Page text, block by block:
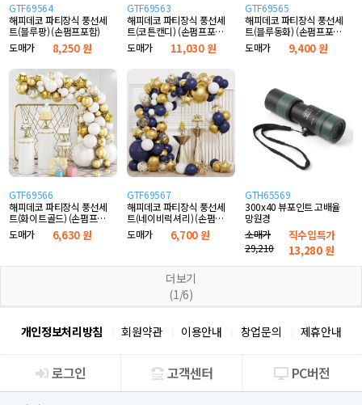
GTF69564
해피데코 파티장식 풍선세
트(블루팡) (손펌프포함)
도매가
8,250 원
GTF69563
해피데코 파티장식 풍선세
트(코튼캔디) (손펌프포
함)
도매가 11,030 원
GTF69565
해피데코 파티장식 풍선세
트(블루동화) (손펌프포
함)
도매가 9,400 원
GTF69566
해피데코 파티장식 풍선세
트(화이트골드) (손펌프포
함)
도매가 6,630 원
GTF69567
해피데코 파티장식 풍선세
트(네이비럭셔리) (손펌프
포함)
도매가 6,700 원
GTH65569
300x40 뷰포인트 고배율
망원경
소매가
29,210
직수입특가
13,280원
더보기
(1/6)
개인정보처리방침 회원약관 이용안내 창업문의 제휴안내
회사소개
로그인 고객센터 PC버전